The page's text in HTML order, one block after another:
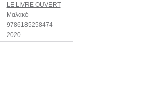
LE LIVRE OUVERT
Μαλακό
9786185258474
2020